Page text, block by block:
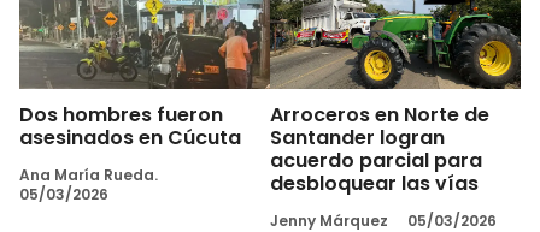
Dos hombres fueron
asesinados en Cúcuta
Ana María Rueda.
05/03/2026
Arroceros en Norte de
Santander logran
acuerdo parcial para
desbloquear las vías
Jenny Márquez 05/03/2026